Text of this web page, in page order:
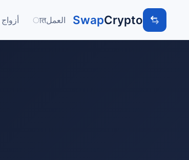
Crypto
Swap العملात